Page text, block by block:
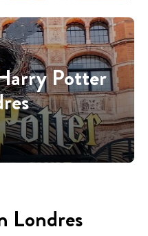
Potter
Londres